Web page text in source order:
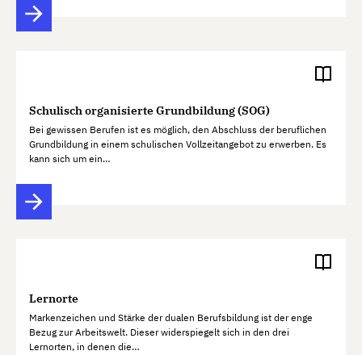
Schulisch organisierte Grundbildung (SOG)
Bei gewissen Berufen ist es möglich, den Abschluss der beruflichen
Grundbildung in einem schulischen Vollzeitangebot zu erwerben. Es
kann sich um ein…
Lernorte
Markenzeichen und Stärke der dualen Berufsbildung ist der enge
Bezug zur Arbeitswelt. Dieser widerspiegelt sich in den drei
Lernorten, in denen die…